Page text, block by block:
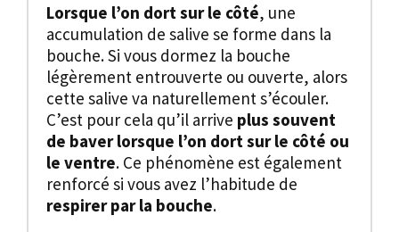
Lorsque l’on dort sur le côté, une
accumulation de salive se forme dans la
bouche. Si vous dormez la bouche
légèrement entrouverte ou ouverte, alors
cette salive va naturellement s’écouler.
C’est pour cela qu’il arrive plus souvent
de baver lorsque l’on dort sur le côté ou
le ventre. Ce phénomène est également
renforcé si vous avez l’habitude de
respirer par la bouche.